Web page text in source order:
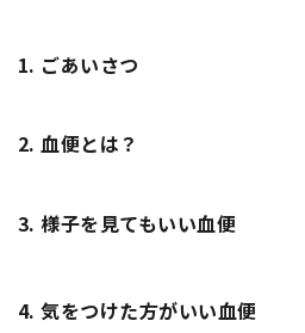
1. ごあいさつ
2. 血便とは？
3.様子を見てもいい血便
4. 気をつけた方がいい血便